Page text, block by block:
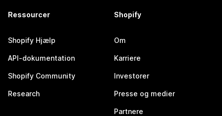
Ressourcer
Shopify Hjælp
API-dokumentation
Shopify Community
Research
Shopify
Om
Karriere
Investorer
Presse og medier
Partnere